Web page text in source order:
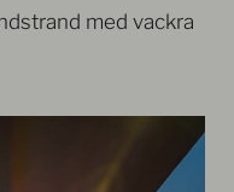
med vackra